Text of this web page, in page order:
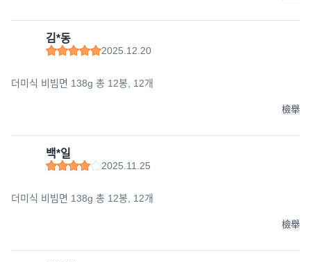
김*동
2025.12.20
더미식 비빔면 138g 총 12봉, 12개
檢舉
백*일
2025.11.25
더미식 비빔면 138g 총 12봉, 12개
檢舉